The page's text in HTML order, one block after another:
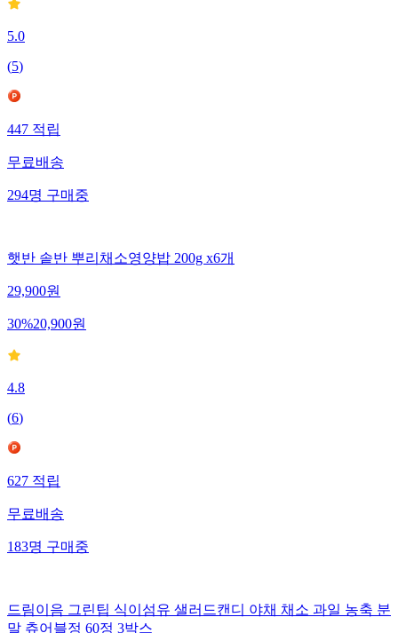
5.0
(5)
447적립
무료배송
294명구매중
햇반 솥반 뿌리채소영양밥 200g x6개
29,900원
30%20,900원
4.8
(6)
627적립
무료배송
183명구매중
드림이음 그린팁 식이섬유 샐러드캔디 야채 채소 과일 농축 분